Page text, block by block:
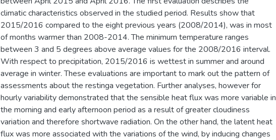
climatic characteristics observed in the studied period. Results show that
2015/2016 compared to the eight previous years (2008/2014), was in most
of months warmer than 2008-2014. The minimum temperature ranges
between 3 and 5 degrees above average values for the 2008/2016 interval.
With respect to precipitation, 2015/2016 is wettest in summer and around
average in winter. These evaluations are important to mark out the pattern of
assessments about the restinga vegetation. Further analyses, however for
hourly variability demonstrated that the sensible heat flux was more variable in
the morning and early afternoon period as a result of greater cloudiness
variation and therefore shortwave radiation. On the other hand, the latent heat
flux was more associated with the variations of the wind, by inducing changes